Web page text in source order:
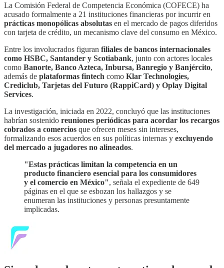
La Comisión Federal de Competencia Económica (COFECE) ha
acusado formalmente a 21 instituciones financieras por incurrir en
prácticas monopólicas absolutas en el mercado de pagos diferidos
con tarjeta de crédito, un mecanismo clave del consumo en México.
Entre los involucrados figuran filiales de bancos internacionales
como HSBC, Santander y Scotiabank, junto con actores locales
como Banorte, Banco Azteca, Inbursa, Banregio y Banjército,
además de plataformas fintech como Klar Technologies,
Crediclub, Tarjetas del Futuro (RappiCard) y Oplay Digital
Services.
La investigación, iniciada en 2022, concluyó que las instituciones
habrían sostenido reuniones periódicas para acordar los recargos
cobrados a comercios que ofrecen meses sin intereses,
formalizando esos acuerdos en sus políticas internas y excluyendo
del mercado a jugadores no alineados.
"Estas prácticas limitan la competencia en un
producto financiero esencial para los consumidores
y el comercio en México", señala el expediente de 649
páginas en el que se esbozan los hallazgos y se
enumeran las instituciones y personas presuntamente
implicadas.